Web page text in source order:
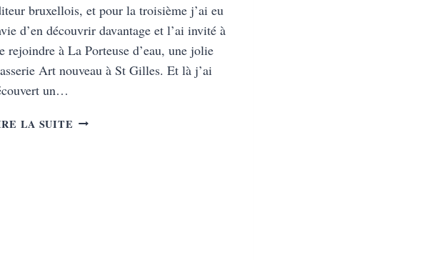
bruxellois, et pour la troisième j’ai eu
d’en découvrir davantage et l’ai invité à
rejoindre à La Porteuse d’eau, une jolie
Art nouveau à St Gilles. Et là j’ai
un…
LA SUITE CONNAISSEZ-